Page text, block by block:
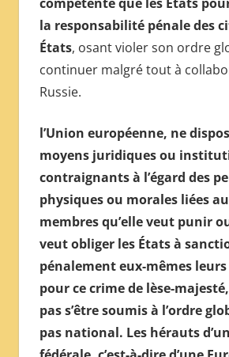
la responsabilité pénale des
États, osant violer son ordre
continuer malgré tout à
Russie.
l’Union européenne, ne
moyens juridiques ou
contraignants à l’égard des
physiques ou morales liées
membres qu’elle veut punir
veut obliger les États à
pénalement eux-mêmes
pour ce crime de lèse-
pas s’être soumis à l’ordre
pas national. Les hérauts